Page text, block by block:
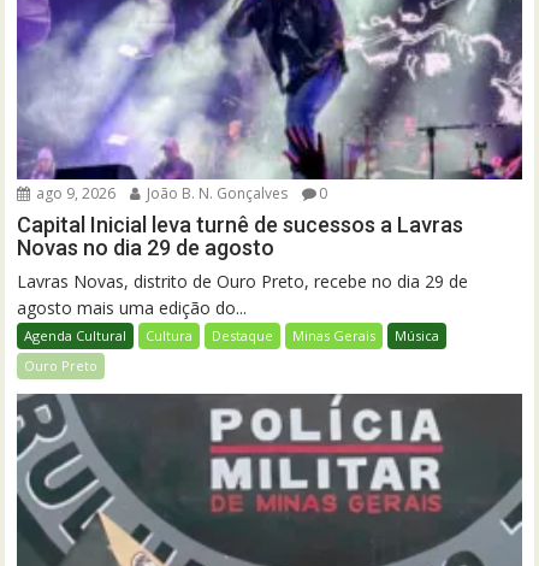
ago 9, 2026 João B. N. Gonçalves 0
Capital Inicial leva turnê de sucessos a Lavras
Novas no dia 29 de agosto
Lavras Novas, distrito de Ouro Preto, recebe no dia 29 de
agosto mais uma edição do...
Agenda Cultural Cultura Destaque Minas Gerais
Música
Ouro Preto